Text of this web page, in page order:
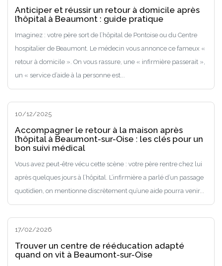
Anticiper et réussir un retour à domicile après
l’hôpital à Beaumont : guide pratique
Imaginez : votre père sort de l’hôpital de Pontoise ou du Centre
hospitalier de Beaumont. Le médecin vous annonce ce fameux «
retour à domicile ». On vous rassure, une « infirmière passerait »,
un « service d’aide à la personne est...
10/12/2025
Accompagner le retour à la maison après
l’hôpital à Beaumont-sur-Oise : les clés pour un
bon suivi médical
Vous avez peut-être vécu cette scène : votre père rentre chez lui
après quelques jours à l’hôpital. L’infirmière a parlé d’un passage
quotidien, on mentionne discrètement qu’une aide pourra venir...
17/02/2026
Trouver un centre de rééducation adapté
quand on vit à Beaumont-sur-Oise